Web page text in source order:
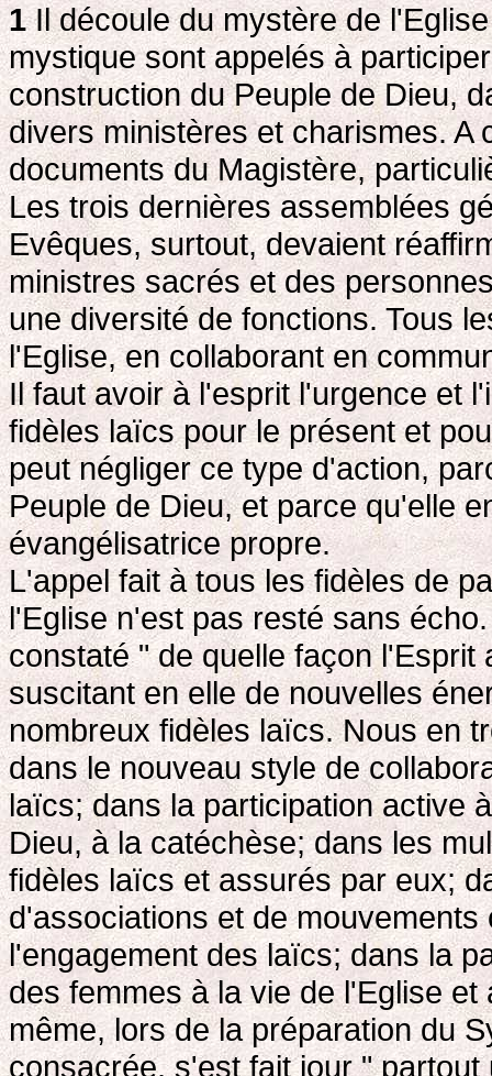
1Il découle du mystère de
mystique sont appelés à
construction du Peuple de Dieu,
divers ministères et charismes. A
documents du Magistère,
Les trois dernières assemblées
Evêques, surtout, devaient
ministres sacrés et des
une diversité de fonctions. Tous
l'Eglise, en collaborant en
Il faut avoir à l'esprit l'urgence et
fidèles laïcs pour le présent et
peut négliger ce type d'action,
Peuple de Dieu, et parce qu'elle
évangélisatrice propre.
L'appel fait à tous les fidèles de
l'Eglise n'est pas resté sans
constaté " de quelle façon
suscitant en elle de nouvelles
nombreux fidèles laïcs. Nous en
dans le nouveau style de
laïcs; dans la participation active
Dieu, à la catéchèse; dans les
fidèles laïcs et assurés par eux;
d'associations et de
l'engagement des laïcs; dans la
des femmes à la vie de l'Eglise
même, lors de la préparation du
consacrée, s'est fait jour "